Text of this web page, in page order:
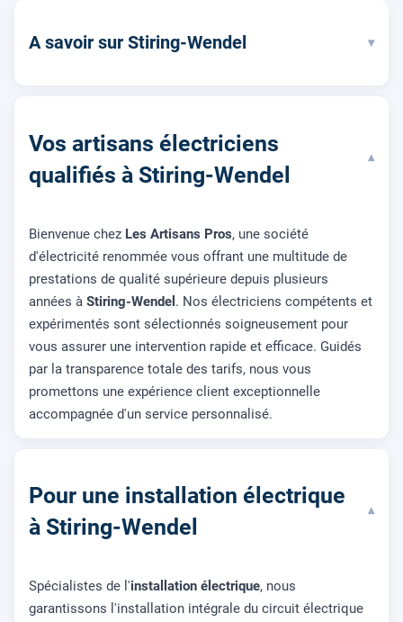
A savoir sur Stiring-Wendel ▾
Vos artisans électriciens
qualifiés à Stiring-Wendel
▾
Bienvenue chez Les Artisans Pros, une société
d'électricité renommée vous offrant une multitude de
prestations de qualité supérieure depuis plusieurs
années à Stiring-Wendel . Nos électriciens compétents et
expérimentés sont sélectionnés soigneusement pour
vous assurer une intervention rapide et efficace. Guidés
par la transparence totale des tarifs, nous vous
promettons une expérience client exceptionnelle
accompagnée d'un service personnalisé.
Pour une installation électrique
à Stiring-Wendel
▾
Spécialistes de l'installation électrique, nous
garantissons l'installation intégrale du circuit électrique